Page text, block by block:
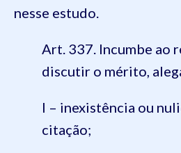
nesse estudo.
Art. 337. Incumbe ao
discutir o mérito,
I – inexistência ou
citação;